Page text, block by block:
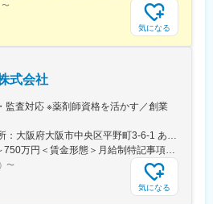
をしなくていい環境を作る。そんな思い
待遇をご用意しています。仕事もプライ
境を作った結果、新卒3年定着率95.5％とな
める業務
〜
気になる
式会社
監査対応 ※薬剤師資格を活かす／創業
＜勤務地詳細＞本社住所：大阪府大阪市中央区平野町3-6-1 あいおいニッセイ同和損保御堂筋ビル勤務地最寄駅：地下鉄御堂筋線／淀屋橋駅受動喫煙対策：屋内全面禁煙変更の範囲：会社の定める事業所
＜予定年収＞650万円～750万円＜賃金形態＞月給制特記事項なし＜賃金内訳＞月額（基本給）：280,000円～330,000円その他固定手当/月：42,000円～52,000円＜月給＞322,000円～382,000円＜昇給有無＞有＜残業手当＞有＜給与補足＞※資格・経験等により考慮致します。■年収構成：月給（基本給・職務手当・役職手当）×12ヶ月＋賞与■賞与：月給の6ヶ月分をベースに実績評価による支給■昇給あり■残業手当は別途支給賃金はあくまでも目安の金額であり、選考を通じて上下する可能性があります。月給(月額)は固定手当を含めた表記です。
〜
気になる